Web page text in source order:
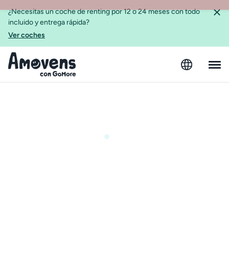
¿Necesitas un coche de renting por 12 o 24 meses con todo
incluido y entrega rápida?
Ver coches